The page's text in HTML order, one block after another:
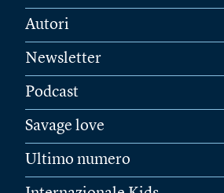
Autori
Newsletter
Podcast
Savage love
Ultimo numero